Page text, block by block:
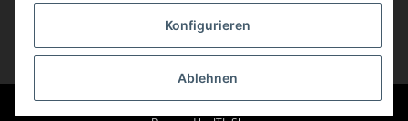
Vertrag widerrufen
* Alle Preise inkl. gesetzlicher USt., zzgl.Versand
© Life-Ink
Konfigurieren
Ablehnen